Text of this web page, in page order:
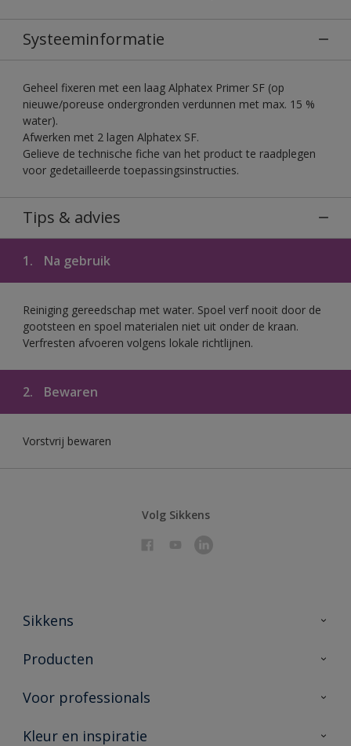
Systeeminformatie
Geheel fixeren met een laag Alphatex Primer SF (op
nieuwe/poreuse ondergronden verdunnen met max. 15 %
water).
Afwerken met 2 lagen Alphatex SF.
Gelieve de technische fiche van het product te raadplegen
voor gedetailleerde toepassingsinstructies.
Tips & advies
1. Na gebruik
Reiniging gereedschap met water. Spoel verf nooit door de
gootsteen en spoel materialen niet uit onder de kraan.
Verfresten afvoeren volgens lokale richtlijnen.
2. Bewaren
Vorstvrij bewaren
Volg Sikkens
Sikkens
Over Sikkens
Duurzaamheid
Producten
Producten voor binnen
Vind je verkooppunt
Voor professionals
Sikkens Partners 🔗
Kleur en inspiratie